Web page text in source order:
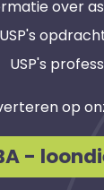
over
USP's
USP's
op
-